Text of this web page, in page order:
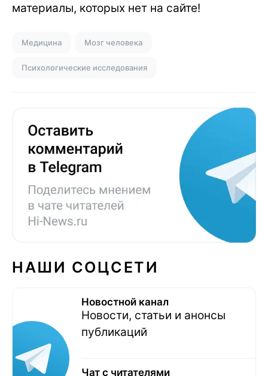
материалы, которых нет на сайте!
Медицина Мозг человека
Психологические исследования
НАШИ СОЦСЕТИ
Новостной канал
Новости, статьи и анонсы
публикаций
Чат с читателями